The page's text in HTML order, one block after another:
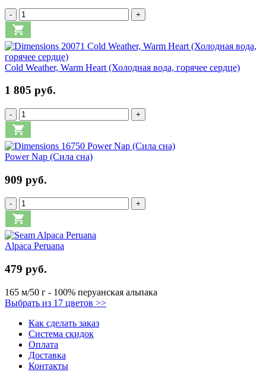
- +
Cold Weather, Warm Heart (Холодная вода, горячее сердце)
1 805 руб.
- +
Power Nap (Сила сна)
909 руб.
- +
Alpaca Peruana
479 руб.
165 м/50 г - 100% перуанская альпака
Выбрать из 17 цветов >>
Как сделать заказ
Система скидок
Оплата
Доставка
Контакты